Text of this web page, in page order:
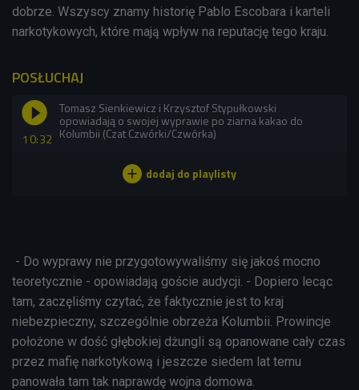
dobrze. Wszyscy znamy historię Pablo Escobara i karteli
narkotykowych, które mają wpływ na reputację tego kraju.
POSŁUCHAJ
10:32
Tomasz Sienkiewicz i Krzysztof Stypułkowski
opowiadają o swojej wyprawie po ziarna kakao do
Kolumbii (Czat Czwórki/Czwórka)
- Do wyprawy nie przygotowywaliśmy się jakoś mocno
teoretycznie - opowiadają goście audycji. - Dopiero lecąc
tam, zaczęliśmy czytać, że faktycznie jest to kraj
niebezpieczny, szczególnie obrzeża Kolumbii. Prowincje
położone w dość głębokiej dżungli są opanowane cały czas
przez mafię narkotykową i jeszcze siedem lat temu
panowała tam tak naprawdę wojna domowa.